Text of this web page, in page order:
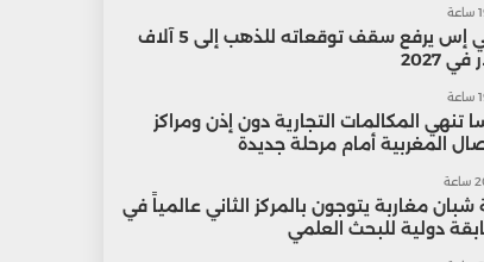
يو بي إس يرفع سقف توقعاته للذهب إلى 5 آلاف
2027
تنهي المكالمات التجارية دون إذن ومراكز
المغربية أمام مرحلة جديدة
مغاربة يتوجون بالمركز الثاني عالمياً في
دولية للبحث العلمي